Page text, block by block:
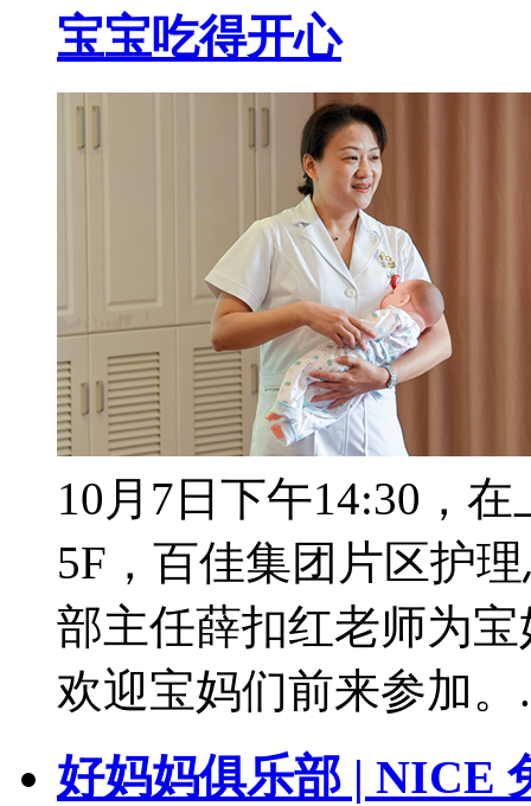
宝宝吃得开心
10月7日下午14:30，
5F，百佳集团片区护
部主任薛扣红老师为
欢迎宝妈们前来参加
好妈妈俱乐部 | NICE